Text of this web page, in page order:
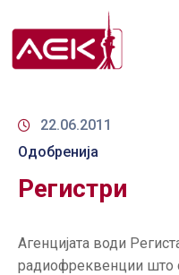
ЗА
ДОКУМЕНТИ
СПЕКТАР
22.06.2011
Одобренија
Регистри
Агенцијата води
радиофреквенции што